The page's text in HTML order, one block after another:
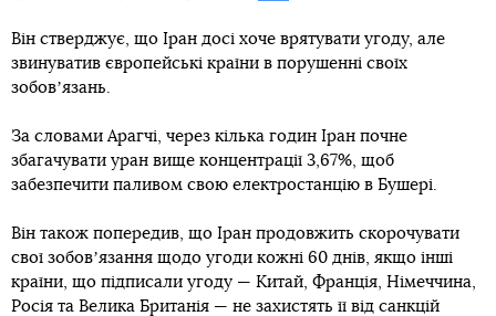
Він стверджує, що Іран досі хоче врятувати угоду, але
звинуватив європейські країни в порушенні своїх
зобовʼязань.
За словами Арагчі, через кілька годин Іран почне
збагачувати уран вище концентрації 3,67%, щоб
забезпечити паливом свою електростанцію в Бушері.
Він також попередив, що Іран продовжить скорочувати
свої зобовʼязання щодо угоди кожні 60 днів, якщо інші
країни, що підписали угоду — Китай, Франція, Німеччина,
Росія та Велика Британія — не захистять її від санкцій